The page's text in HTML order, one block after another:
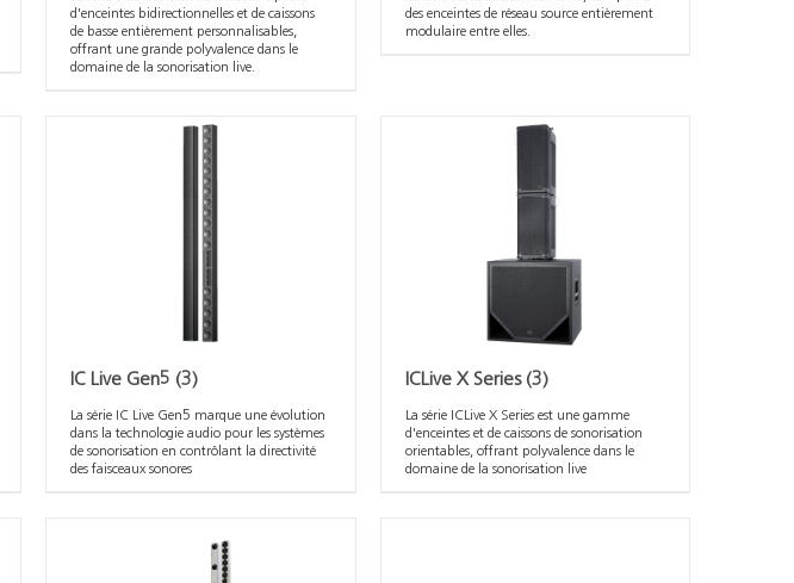
d'enceintes bidirectionnelles et de caissons
de basse entièrement personnalisables,
offrant une grande polyvalence dans le
domaine de la sonorisation live.
des enceintes de réseau source entièrement
modulaire entre elles.
IC Live Gen5 (3)
La série IC Live Gen5 marque une évolution
dans la technologie audio pour les systèmes
de sonorisation en contrôlant la directivité
des faisceaux sonores
ICLive X Series (3)
La série ICLive X Series est une gamme
d'enceintes et de caissons de sonorisation
orientables, offrant polyvalence dans le
domaine de la sonorisation live